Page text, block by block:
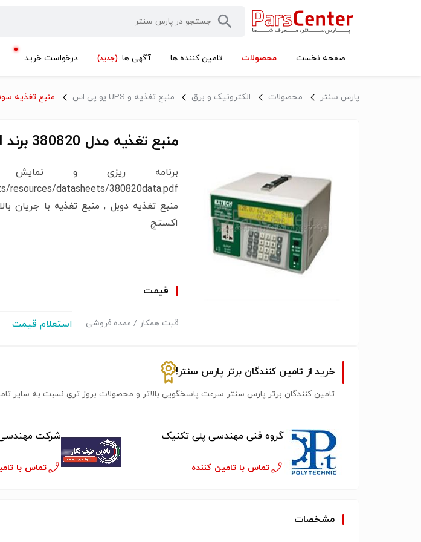
صفحه نخست محصولات تامین کننده ها آگهی ها (جدید) درخواست خرید
پارس سنتر محصولات الکترونیک و برق منبع تغذیه و UPS یو‌ پی‌ اس منبع تغذیه
منبع تغذیه مدل 380820 برند EXTECH ساخت آمریکا
برنامه ریزی و نمایش
resources/datasheets/380820data.pdf
منبع تغذیه دوبل , منبع تغذیه با جریان
اکستچ
قیمت
قیت همکار / عمده فروشی : استعلام قیمت
خرید از تامین کنندگان برتر پارس سنتر!
تامین کنندگان برتر پارس سنتر سرعت پاسخگویی بالاتر و محصولات بروز تری نسبت به سایر
گروه فنی مهندسی پلی تکنیک
تماس با تامین کننده
شرکت
تماس با
مشخصات